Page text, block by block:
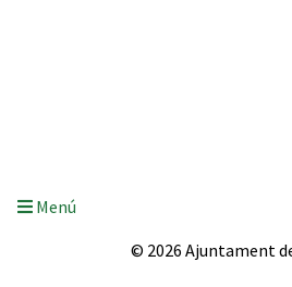
Menú
© 2026 Ajuntament